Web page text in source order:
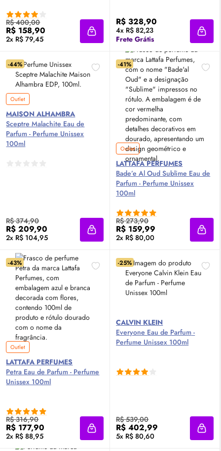
R$ 400,00
R$ 158,90
2x R$ 79,45 Adicionar à sacola
R$ 328,90
4x R$ 82,23
Frete Grátis
-44%
Outlet
MAISON ALHAMBRA
Sceptre Malachite Eau de
Parfum - Perfume Unissex
100ml
R$ 374,90
R$ 209,90
2x R$ 104,95 Adicionar à sacola
-41%
Outlet
LATTAFA PERFUMES
Bade’e Al Oud Sublime Eau de
Parfum - Perfume Unissex
100ml
R$ 273,90
R$ 159,99
2x R$ 80,00
-43%
Outlet
LATTAFA PERFUMES
Petra Eau de Parfum - Perfume
Unissex 100ml
R$ 316,90
R$ 177,90
2x R$ 88,95 Adicionar à sacola
-25%
CALVIN KLEIN
Everyone Eau de Parfum -
Perfume Unissex 100ml
R$ 539,00
R$ 402,99
5x R$ 80,60